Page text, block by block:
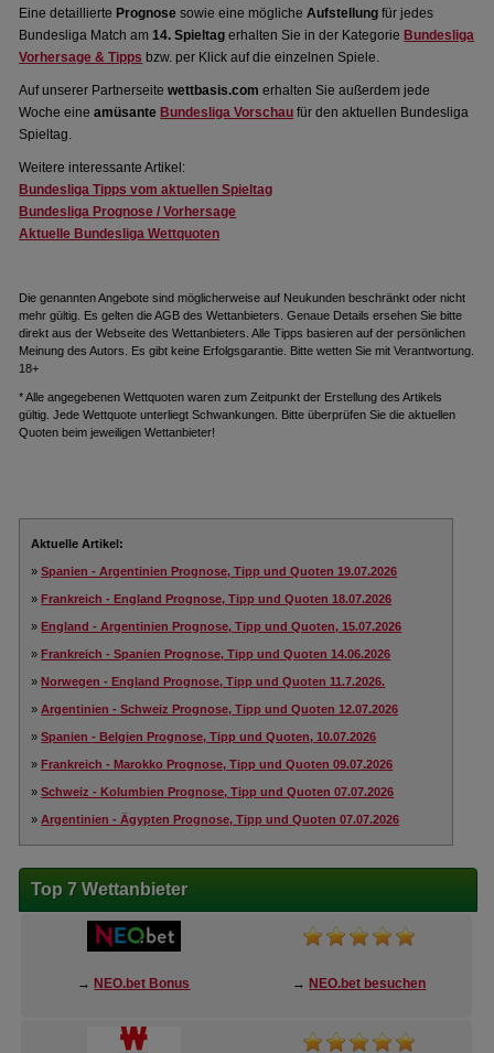
Eine detaillierte Prognose sowie eine möglicheAufstellung für jedes
Bundesliga Match am14. Spieltag erhalten Sie in der Kategorie Bundesliga
Vorhersage & Tipps bzw. per Klick auf die einzelnen Spiele.
Auf unserer Partnerseitewettbasis.com erhalten Sie außerdem jede
Woche eineamüsante Bundesliga Vorschau für den aktuellen Bundesliga
Spieltag.
Weitere interessante Artikel:
Bundesliga Tipps vom aktuellen Spieltag
Bundesliga Prognose / Vorhersage
Aktuelle Bundesliga Wettquoten
Die genannten Angebote sind möglicherweise auf Neukunden beschränkt oder nicht
mehr gültig. Es gelten die AGB des Wettanbieters. Genaue Details ersehen Sie bitte
direkt aus der Webseite des Wettanbieters. Alle Tipps basieren auf der persönlichen
Meinung des Autors. Es gibt keine Erfolgsgarantie. Bitte wetten Sie mit Verantwortung.
18+
* Alle angegebenen Wettquoten waren zum Zeitpunkt der Erstellung des Artikels
gültig. Jede Wettquote unterliegt Schwankungen. Bitte überprüfen Sie die aktuellen
Quoten beim jeweiligen Wettanbieter!
Aktuelle Artikel:
»Spanien - Argentinien Prognose, Tipp und Quoten 19.07.2026
»Frankreich - England Prognose, Tipp und Quoten 18.07.2026
»England - Argentinien Prognose, Tipp und Quoten, 15.07.2026
»Frankreich - Spanien Prognose, Tipp und Quoten 14.06.2026
»Norwegen - England Prognose, Tipp und Quoten 11.7.2026.
»Argentinien - Schweiz Prognose, Tipp und Quoten 12.07.2026
»Spanien - Belgien Prognose, Tipp und Quoten, 10.07.2026
»Frankreich - Marokko Prognose, Tipp und Quoten 09.07.2026
»Schweiz - Kolumbien Prognose, Tipp und Quoten 07.07.2026
»Argentinien - Ägypten Prognose, Tipp und Quoten 07.07.2026
Top 7 Wettanbieter
→ NEO.bet Bonus → NEO.bet besuchen